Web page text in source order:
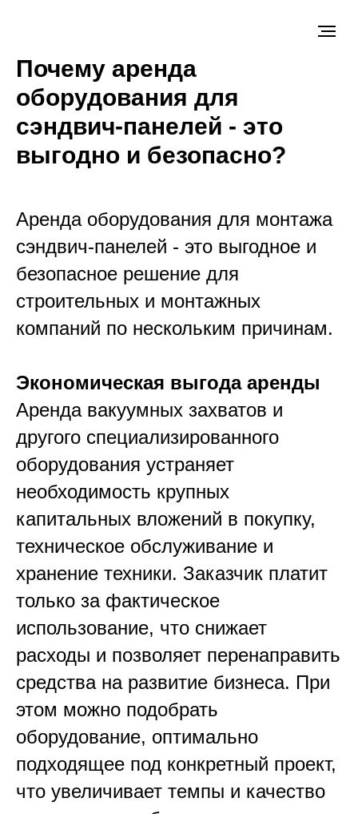
Почему аренда
оборудования для
сэндвич-панелей - это
выгодно и безопасно?
Аренда оборудования для монтажа
сэндвич-панелей - это выгодное и
безопасное решение для
строительных и монтажных
компаний по нескольким причинам.
Экономическая выгода аренды
Аренда вакуумных захватов и
другого специализированного
оборудования устраняет
необходимость крупных
капитальных вложений в покупку,
техническое обслуживание и
хранение техники. Заказчик платит
только за фактическое
использование, что снижает
расходы и позволяет перенаправить
средства на развитие бизнеса. При
этом можно подобрать
оборудование, оптимально
подходящее под конкретный проект,
что увеличивает темпы и качество